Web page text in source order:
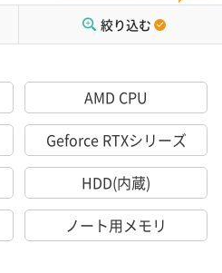
絞り込む
AMD CPU
Geforce RTXシリーズ
HDD(内蔵)
ノート用メモリ